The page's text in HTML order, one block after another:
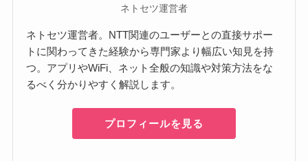
ネトセツ運営者
ネトセツ運営者。NTT関連のユーザーとの直接サポー
トに関わってきた経験から専門家より幅広い知見を持
つ。アプリやWiFi、ネット全般の知識や対策方法をな
るべく分かりやすく解説します。
プロフィールを見る